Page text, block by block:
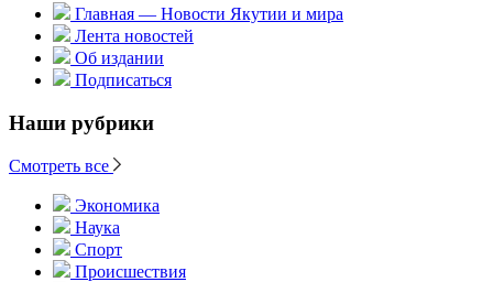
Главная — Новости Якутии и мира
Лента новостей
Об издании
Подписаться
Наши рубрики
Смотреть все
Экономика
Наука
Спорт
Происшествия